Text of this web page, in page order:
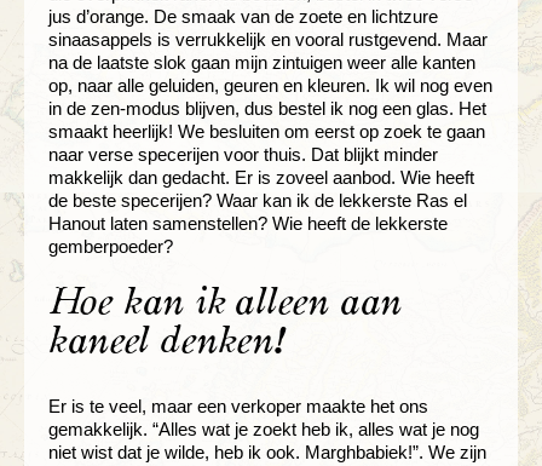
jus d’orange. De smaak van de zoete en lichtzure
sinaasappels is verrukkelijk en vooral rustgevend. Maar
na de laatste slok gaan mijn zintuigen weer alle kanten
op, naar alle geluiden, geuren en kleuren. Ik wil nog even
in de zen-modus blijven, dus bestel ik nog een glas. Het
smaakt heerlijk! We besluiten om eerst op zoek te gaan
naar verse specerijen voor thuis. Dat blijkt minder
makkelijk dan gedacht. Er is zoveel aanbod. Wie heeft
de beste specerijen? Waar kan ik de lekkerste Ras el
Hanout laten samenstellen? Wie heeft de lekkerste
gemberpoeder?
Hoe kan ik alleen aan
kaneel denken!
Er is te veel, maar een verkoper maakte het ons
gemakkelijk. “Alles wat je zoekt heb ik, alles wat je nog
niet wist dat je wilde, heb ik ook. Marghbabiek!”. We zijn